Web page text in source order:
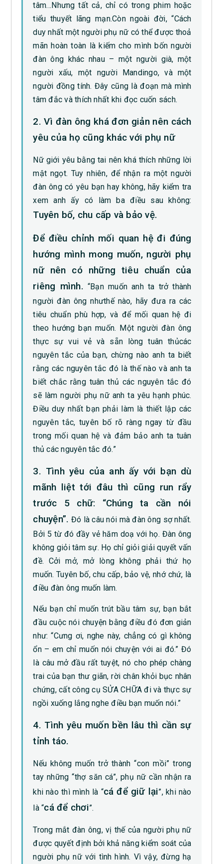
tâm…Nhưng tất cả, chỉ có trong phim hoặc
tiểu thuyết lãng mạn.Còn ngoài đời, “Cách
duy nhất một người phụ nữ có thể được thoả
mãn hoàn toàn là kiếm cho mình bốn người
đàn ông khác nhau – một người già, một
người xấu, một người Mandingo, và một
người đồng tính. Đây cũng là đoạn mà mình
tâm đắc và thích nhất khi đọc cuốn sách.
2. Vì đàn ông khá đơn giản nên cách
yêu của họ cũng khác với phụ nữ
Nữ giới yêu bằng tai nên khá thích những lời
mật ngọt. Tuy nhiên, để nhận ra một người
đàn ông có yêu bạn hay không, hãy kiểm tra
xem anh ấy có làm ba điều sau không:
Tuyên bố, chu cấp và bảo vệ.
Để điều chỉnh mối quan hệ đi đúng
hướng mình mong muốn, người phụ
nữ nên có những tiêu chuẩn của
riêng mình. “Bạn muốn anh ta trở thành
người đàn ông nhưthế nào, hãy đưa ra các
tiêu chuẩn phù hợp, và để mối quan hệ đi
theo hướng bạn muốn. Một người đàn ông
thực sự vui vẻ và sẵn lòng tuân thủcác
nguyên tắc của bạn, chừng nào anh ta biết
rằng các nguyên tắc đó là thế nào và anh ta
biết chắc rằng tuân thủ các nguyên tắc đó
sẽ làm người phụ nữ anh ta yêu hạnh phúc.
Điều duy nhất bạn phải làm là thiết lập các
nguyên tắc, tuyên bố rõ ràng ngay từ đầu
trong mối quan hệ và đảm bảo anh ta tuân
thủ các nguyên tắc đó.”
3. Tình yêu của anh ấy với bạn dù
mãnh liệt tới đâu thì cũng run rẩy
trước 5 chữ: “Chúng ta cần nói
chuyện”. Đó là câu nói mà đàn ông sợ nhất.
Bởi 5 từ đó đầy vẻ hăm doạ với họ. Đàn ông
không giỏi tâm sự. Họ chỉ giỏi giải quyết vấn
đề. Cởi mở, mở lòng không phải thứ họ
muốn. Tuyên bố, chu cấp, bảo vệ, nhớ chứ, là
điều đàn ông muốn làm.
Nếu bạn chỉ muốn trút bầu tâm sự, bạn bắt
đầu cuộc nói chuyện bằng điều đó đơn giản
như: “Cưng ơi, nghe này, chẳng có gì không
ổn – em chỉ muốn nói chuyện với ai đó.” Đó
là câu mở đầu rất tuyệt, nó cho phép chàng
trai của bạn thư giãn, rời chân khỏi bục nhân
chứng, cất công cụ SỬA CHỮA đi và thực sự
ngồi xuống lắng nghe điều bạn muốn nói.”
4. Tình yêu muốn bền lâu thì cần sự
tỉnh táo.
Nếu không muốn trở thành “con mồi” trong
tay những “thợ săn cá”, phụ nữ cần nhận ra
khi nào thì mình là “cá để giữ lại”, khi nào
là “cá để chơi”.
Trong mắt đàn ông, vị thế của người phụ nữ
được quyết định bởi khả năng kiểm soát của
người phụ nữ với tình hình. Vì vậy, đừng hạ